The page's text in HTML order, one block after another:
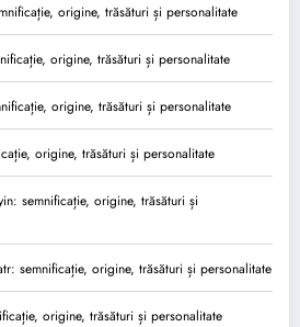
origine, trăsături și personalitate
origine, trăsături și personalitate
origine, trăsături și personalitate
origine, trăsături și personalitate
semnificație, origine, trăsături și
semnificație, origine, trăsături și personalitate
origine, trăsături și personalitate